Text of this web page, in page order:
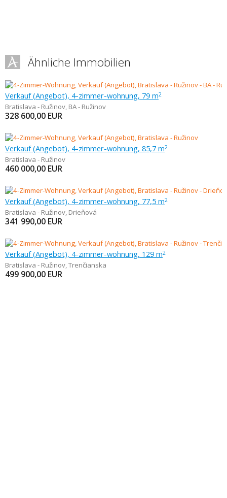
Ähnliche Immobilien
Verkauf (Angebot), 4-zimmer-wohnung, 79 m2
Bratislava - Ružinov, BA - Ružinov
328 600,00 EUR
Verkauf (Angebot), 4-zimmer-wohnung, 85,7 m2
Bratislava - Ružinov
460 000,00 EUR
Verkauf (Angebot), 4-zimmer-wohnung, 77,5 m2
Bratislava - Ružinov, Drieňová
341 990,00 EUR
Verkauf (Angebot), 4-zimmer-wohnung, 129 m2
Bratislava - Ružinov,Trenčianska
499 900,00 EUR